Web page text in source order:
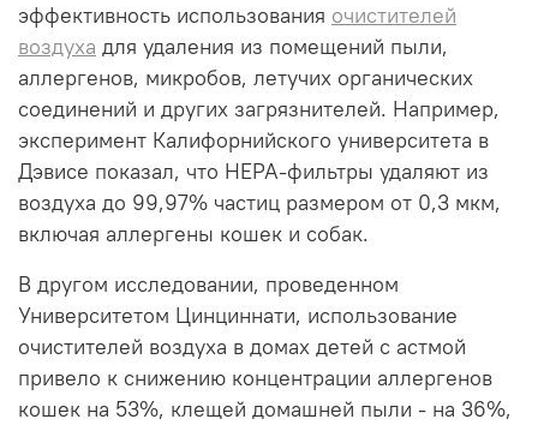
эффективность использования очистителей
воздуха для удаления из помещений пыли,
аллергенов, микробов, летучих органических
соединений и других загрязнителей. Например,
эксперимент Калифорнийского университета в
Дэвисе показал, что HEPA-фильтры удаляют из
воздуха до 99,97% частиц размером от 0,3 мкм,
включая аллергены кошек и собак.
В другом исследовании, проведенном
Университетом Цинциннати, использование
очистителей воздуха в домах детей с астмой
привело к снижению концентрации аллергенов
кошек на 53%, клещей домашней пыли - на 36%,